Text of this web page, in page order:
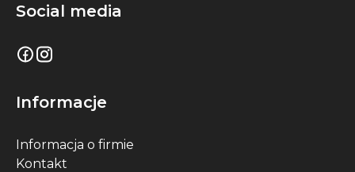
Social media
Informacje
Informacja o firmie
Kontakt